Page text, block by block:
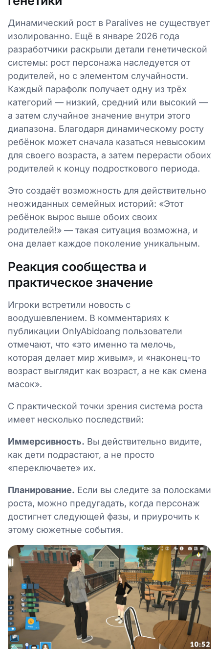
Динамический рост в Paralives не существует
изолированно. Ещё в январе 2026 года
разработчики раскрыли детали генетической
системы: рост персонажа наследуется от
родителей, но с элементом случайности.
Каждый парафолк получает одну из трёх
категорий — низкий, средний или высокий —
а затем случайное значение внутри этого
диапазона. Благодаря динамическому росту
ребёнок может сначала казаться невысоким
для своего возраста, а затем перерасти обоих
родителей к концу подросткового периода.
Это создаёт возможность для действительно
неожиданных семейных историй: «Этот
ребёнок вырос выше обоих своих
родителей!» — такая ситуация возможна, и
она делает каждое поколение уникальным.
Реакция сообщества и
практическое значение
Игроки встретили новость с
воодушевлением. В комментариях к
публикации OnlyAbidoang пользователи
отмечают, что «это именно та мелочь,
которая делает мир живым», и «наконец-то
возраст выглядит как возраст, а не как смена
масок».
С практической точки зрения система роста
имеет несколько последствий:
Иммерсивность. Вы действительно видите,
как дети подрастают, а не просто
«переключаете» их.
Планирование. Если вы следите за полосками
роста, можно предугадать, когда персонаж
достигнет следующей фазы, и приурочить к
этому сюжетные события.